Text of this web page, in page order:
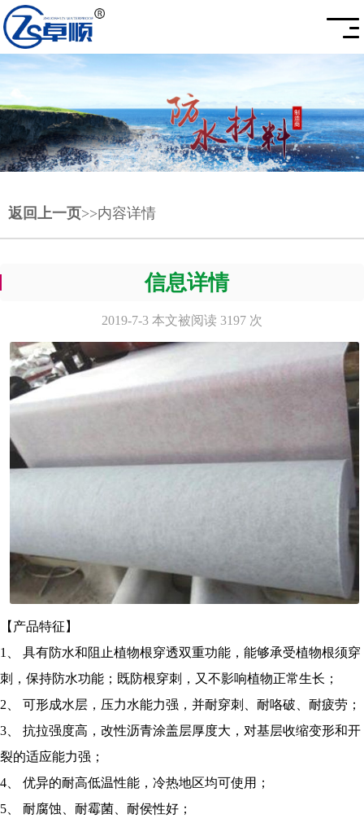
返回上一页>>内容详情
信息详情
2019-7-3 本文被阅读 3197 次
【产品特征】
1、 具有防水和阻止植物根穿透双重功能，能够承受植物根须穿
刺，保持防水功能；既防根穿刺，又不影响植物正常生长；
2、 可形成水层，压力水能力强，并耐穿刺、耐咯破、耐疲劳；
3、 抗拉强度高，改性沥青涂盖层厚度大，对基层收缩变形和开
裂的适应能力强；
4、 优异的耐高低温性能，冷热地区均可使用；
5、 耐腐蚀、耐霉菌、耐侯性好；